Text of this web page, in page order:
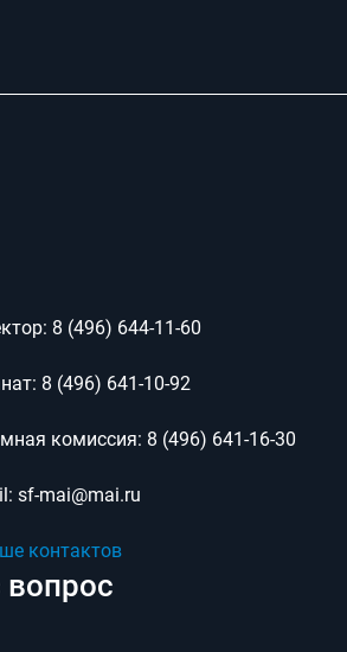
8 (496) 644-11-60
8 (496) 641-10-92
комиссия: 8 (496) 641-16-30
sf-mai@mai.ru
контактов